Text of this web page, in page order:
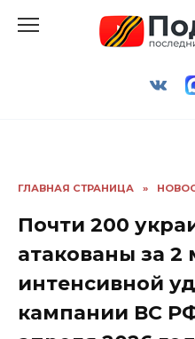
ГЛАВНАЯ СТРАНИЦА »
Почти 200
атакованы за 2
интенсивной
кампании ВС